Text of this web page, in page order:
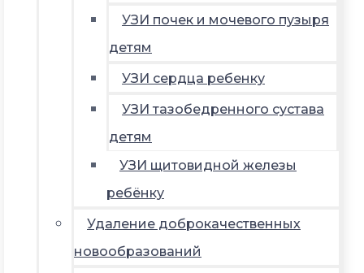
УЗИ почек и мочевого пузыря
детям
УЗИ сердца ребенку
УЗИ тазобедренного сустава
детям
УЗИ щитовидной железы
ребёнку
Удаление доброкачественных
новообразований